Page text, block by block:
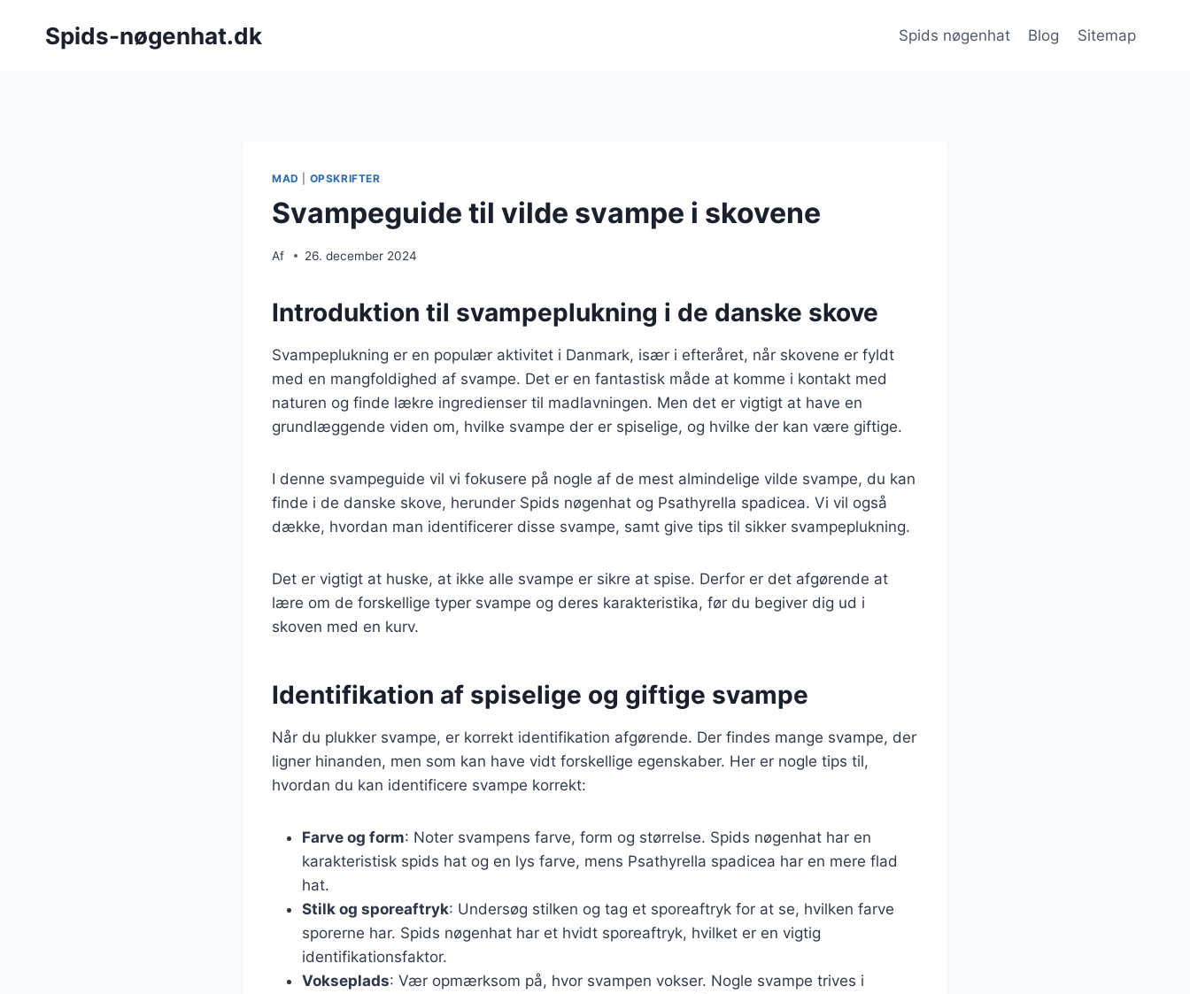
Spids-nøgenhat.dk Spids nøgenhat Blog Sitemap
MAD OPSKRIFTER
Svampeguide til vilde svampe i skovene
Af 26. december 2024
Introduktion til svampeplukning i de danske skove
Svampeplukning er en populær aktivitet i Danmark, især i efteråret, når skovene er fyldt
med en mangfoldighed af svampe. Det er en fantastisk måde at komme i kontakt med
naturen og finde lækre ingredienser til madlavningen. Men det er vigtigt at have en
grundlæggende viden om, hvilke svampe der er spiselige, og hvilke der kan være giftige.
I denne svampeguide vil vi fokusere på nogle af de mest almindelige vilde svampe, du kan
finde i de danske skove, herunder Spids nøgenhat og Psathyrella spadicea. Vi vil også
dække, hvordan man identificerer disse svampe, samt give tips til sikker svampeplukning.
Det er vigtigt at huske, at ikke alle svampe er sikre at spise. Derfor er det afgørende at
lære om de forskellige typer svampe og deres karakteristika, før du begiver dig ud i
skoven med en kurv.
Identifikation af spiselige og giftige svampe
Når du plukker svampe, er korrekt identifikation afgørende. Der findes mange svampe, der
ligner hinanden, men som kan have vidt forskellige egenskaber. Her er nogle tips til,
hvordan du kan identificere svampe korrekt:
Farve og form: Noter svampens farve, form og størrelse. Spids nøgenhat har en
karakteristisk spids hat og en lys farve, mens Psathyrella spadicea har en mere flad
hat.
Stilk og sporeaftryk: Undersøg stilken og tag et sporeaftryk for at se, hvilken farve
sporerne har. Spids nøgenhat har et hvidt sporeaftryk, hvilket er en vigtig
identifikationsfaktor.
Vokseplads: Vær opmærksom på, hvor svampen vokser. Nogle svampe trives i